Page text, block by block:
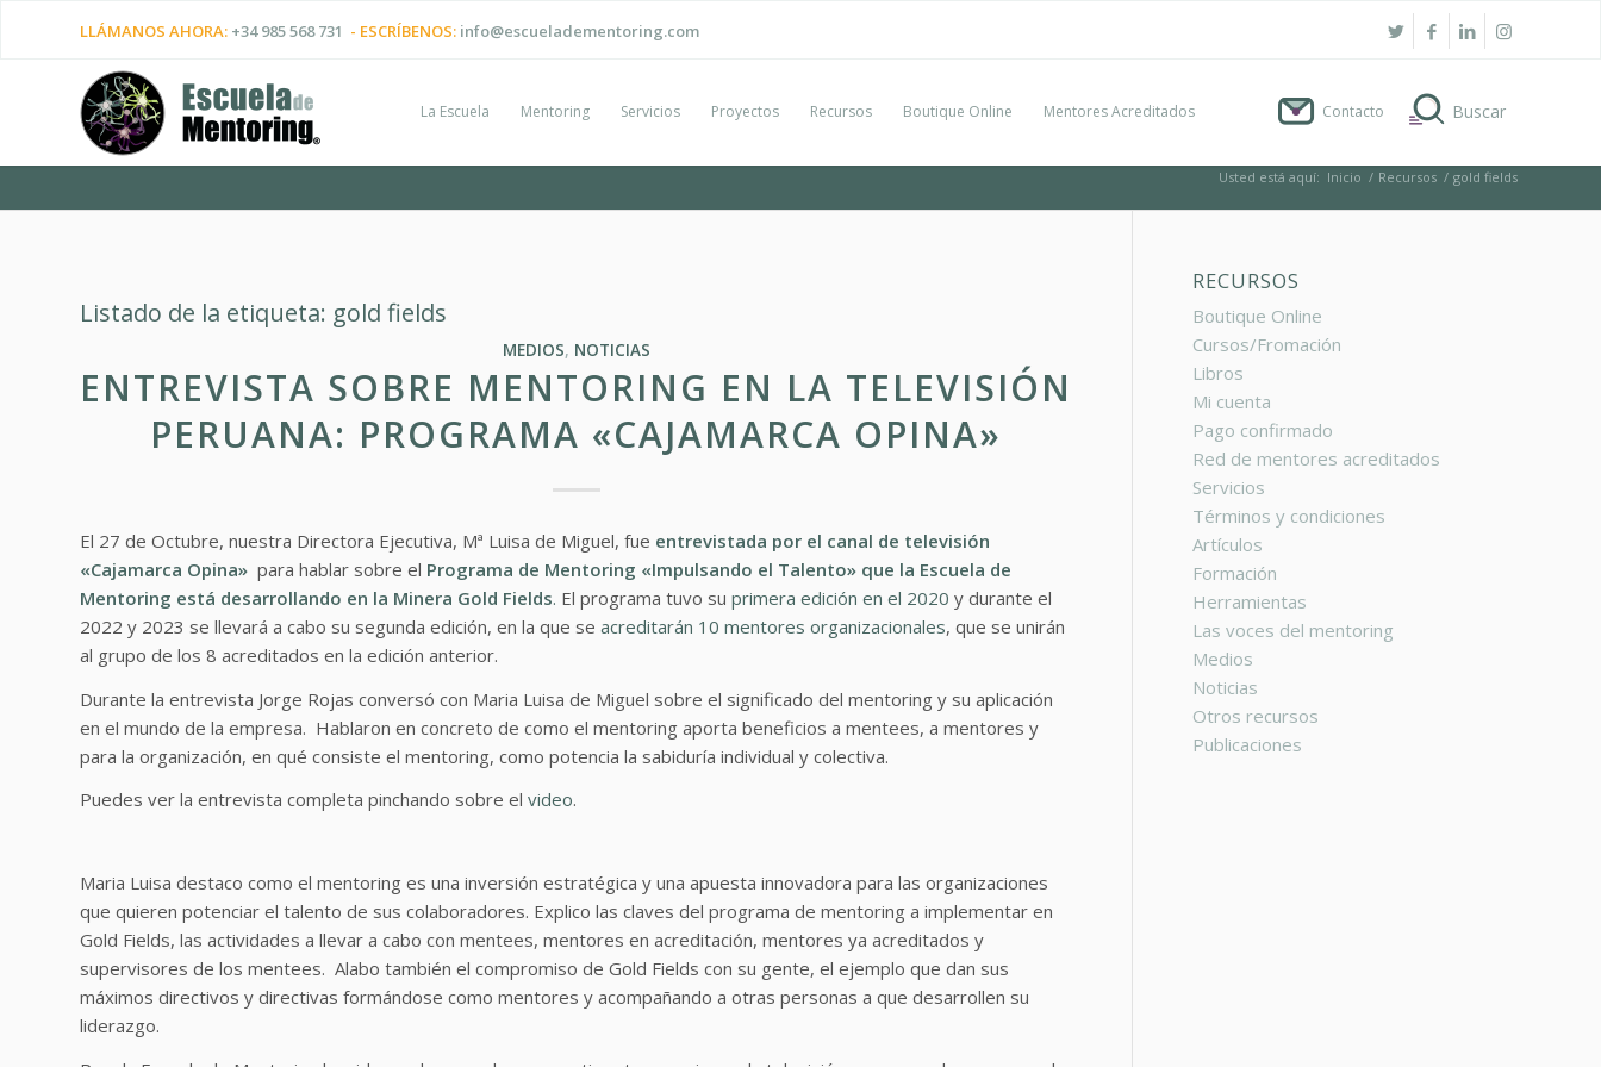
LLÁMANOS AHORA: +34 985 568 731 - ESCRÍBENOS: info@escueladementoring.com
La Escuela Mentoring Servicios Proyectos Recursos Boutique Online Mentores Acreditados Contacto
Usted está aquí: Inicio / Recursos / gold fields
Listado de la etiqueta: gold fields
MEDIOS, NOTICIAS
ENTREVISTA SOBRE MENTORING EN LA TELEVISIÓN
PERUANA: PROGRAMA «CAJAMARCA OPINA»
El 27 de Octubre, nuestra Directora Ejecutiva, Mª Luisa de Miguel, fue entrevistada por el canal de televisión
«Cajamarca Opina» para hablar sobre el Programa de Mentoring «Impulsando el Talento» que la Escuela de
Mentoring está desarrollando en la Minera Gold Fields. El programa tuvo su primera edición en el 2020 y durante el
2022 y 2023 se llevará a cabo su segunda edición, en la que se acreditarán 10 mentores organizacionales, que se unirán
al grupo de los 8 acreditados en la edición anterior.
Durante la entrevista Jorge Rojas conversó con Maria Luisa de Miguel sobre el significado del mentoring y su aplicación
en el mundo de la empresa. Hablaron en concreto de como el mentoring aporta beneficios a mentees, a mentores y
para la organización, en qué consiste el mentoring, como potencia la sabiduría individual y colectiva.
Puedes ver la entrevista completa pinchando sobre el video.
Maria Luisa destaco como el mentoring es una inversión estratégica y una apuesta innovadora para las organizaciones
que quieren potenciar el talento de sus colaboradores. Explico las claves del programa de mentoring a implementar en
Gold Fields, las actividades a llevar a cabo con mentees, mentores en acreditación, mentores ya acreditados y
supervisores de los mentees. Alabo también el compromiso de Gold Fields con su gente, el ejemplo que dan sus
máximos directivos y directivas formándose como mentores y acompañando a otras personas a que desarrollen su
liderazgo.
RECURSOS
Boutique Online
Cursos/Fromación
Libros
Mi cuenta
Pago confirmado
Red de mentores acreditados
Servicios
Términos y condiciones
Artículos
Formación
Herramientas
Las voces del mentoring
Medios
Noticias
Otros recursos
Publicaciones